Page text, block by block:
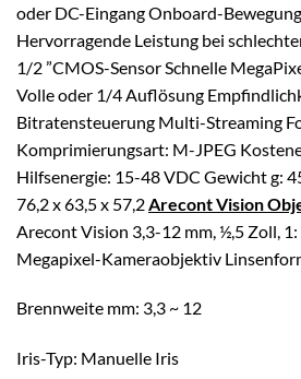
oder DC-EingangOnboard-
Hervorragende Leistung bei
1/2 ”CMOS-Sensor Schnelle
Volle oder 1/4 Auflösung
Bitratensteuerung Multi-Streaming
Komprimierungsart: M-JPEG
Hilfsenergie: 15-48 VDC Gewicht g:
76,2 x 63,5 x 57,2 Arecont Vision
Arecont Vision 3,3-12 mm, ½,5 Zoll,
Megapixel-Kameraobjektiv
Brennweite mm: 3,3 ~ 12
Iris-Typ: Manuelle Iris